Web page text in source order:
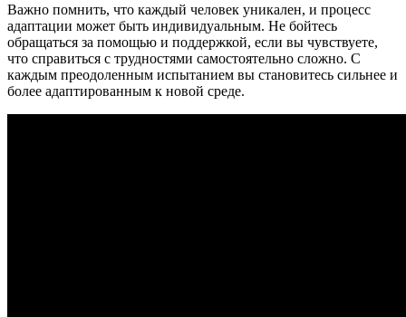
Важно помнить, что каждый человек уникален, и процесс
адаптации может быть индивидуальным. Не бойтесь
обращаться за помощью и поддержкой, если вы чувствуете,
что справиться с трудностями самостоятельно сложно. С
каждым преодоленным испытанием вы становитесь сильнее и
более адаптированным к новой среде.